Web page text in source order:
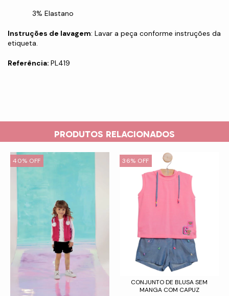
3% Elastano
Instruções de lavagem: Lavar a peça conforme instruções da
etiqueta.
Referência: PL419
PRODUTOS RELACIONADOS
40% OFF 36% OFF
CONJUNTO DE BLUSA SEM
MANGA COM CAPUZ